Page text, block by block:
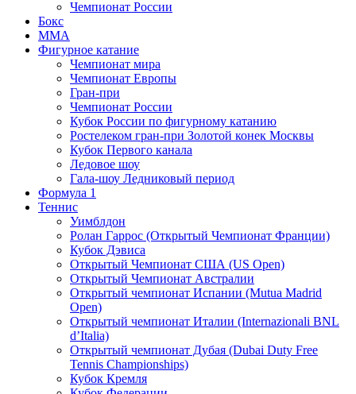
Чемпионат России
Бокс
MMA
Фигурное катание
Чемпионат мира
Чемпионат Европы
Гран-при
Чемпионат России
Кубок России по фигурному катанию
Ростелеком гран-при Золотой конек Москвы
Кубок Первого канала
Ледовое шоу
Гала-шоу Ледниковый период
Формула 1
Теннис
Уимблдон
Ролан Гаррос (Открытый Чемпионат Франции)
Кубок Дэвиса
Открытый Чемпионат США (US Open)
Открытый Чемпионат Австралии
Открытый чемпионат Испании (Mutua Madrid
Open)
Открытый чемпионат Италии (Internazionali BNL
d’Italia)
Открытый чемпионат Дубая (Dubai Duty Free
Tennis Championships)
Кубок Кремля